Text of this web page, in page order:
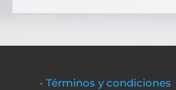
• Términos y condiciones